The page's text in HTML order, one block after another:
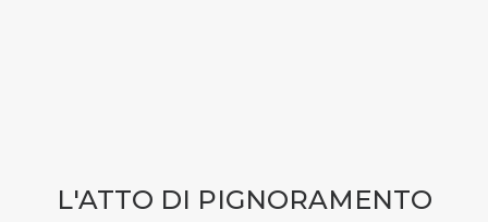
L'ATTO DI PIGNORAMENTO